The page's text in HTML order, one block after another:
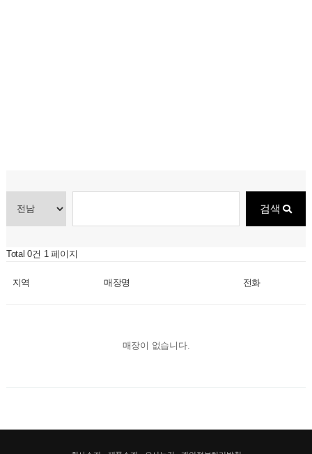
검색
Total 0건 1 페이지
지역 매장명 전화
매장이 없습니다.